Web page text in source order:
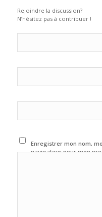
Rejoindre la discussion?
N’hésitez pas à contribuer !
Enregistrer mon nom,
navigateur pour mon